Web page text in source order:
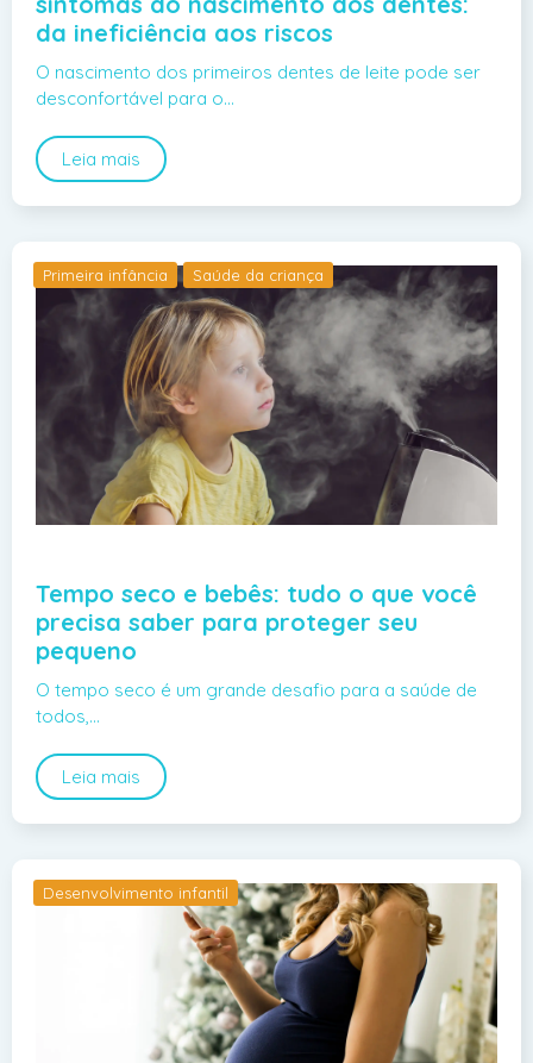
da ineficiência aos riscos
O nascimento dos primeiros dentes de leite pode ser
desconfortável para o…
Leia mais
Primeira infância Saúde da criança
Tempo seco e bebês: tudo o que você
precisa saber para proteger seu
pequeno
O tempo seco é um grande desafio para a saúde de
todos,…
Leia mais
Desenvolvimento infantil